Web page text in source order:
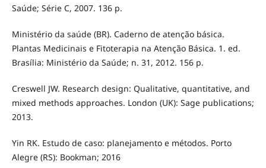
Saúde; Série C, 2007. 136 p.
Ministério da saúde (BR). Caderno de atenção básica.
Plantas Medicinais e Fitoterapia na Atenção Básica. 1. ed.
Brasília: Ministério da Saúde; n. 31, 2012. 156 p.
Creswell JW. Research design: Qualitative, quantitative, and
mixed methods approaches. London (UK): Sage publications;
2013.
Yin RK. Estudo de caso: planejamento e métodos. Porto
Alegre (RS): Bookman; 2016